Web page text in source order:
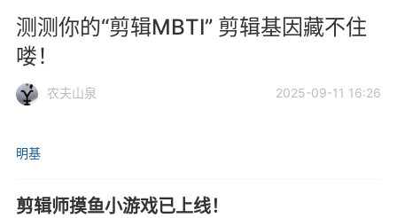
测测你的“剪辑MBTI” 剪辑基因藏不住
喽！
农夫山泉 2025-09-11 16:26
明基
剪辑师摸鱼小游戏已上线！